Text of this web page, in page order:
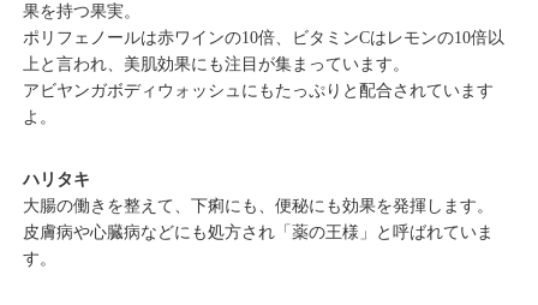
果を持つ果実。
ポリフェノールは赤ワインの10倍、ビタミンCはレモンの10倍以
上と言われ、美肌効果にも注目が集まっています。
アビヤンガボディウォッシュにもたっぷりと配合されています
よ。
ハリタキ
大腸の働きを整えて、下痢にも、便秘にも効果を発揮します。
皮膚病や心臓病などにも処方され「薬の王様」と呼ばれていま
す。